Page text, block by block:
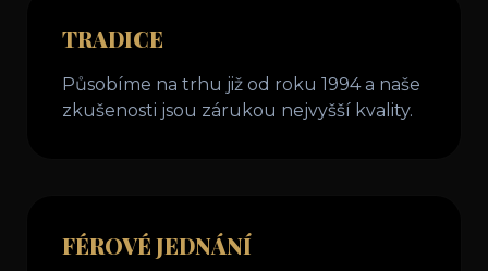
TRADICE
Působíme na trhu již od roku 1994 a naše
zkušenosti jsou zárukou nejvyšší kvality.
FÉROVÉ JEDNÁNÍ